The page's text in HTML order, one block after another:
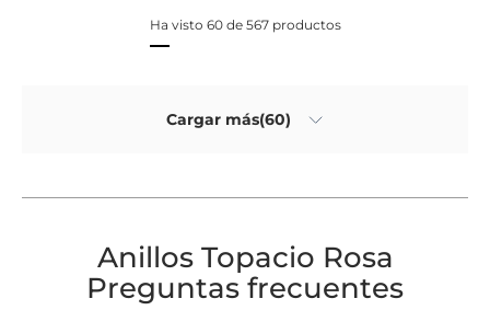
Ha visto 60 de 567 productos
Cargar más(60)
Anillos Topacio Rosa
Preguntas frecuentes